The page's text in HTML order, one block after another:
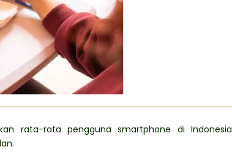
rata-rata pengguna smartphone di Indonesia